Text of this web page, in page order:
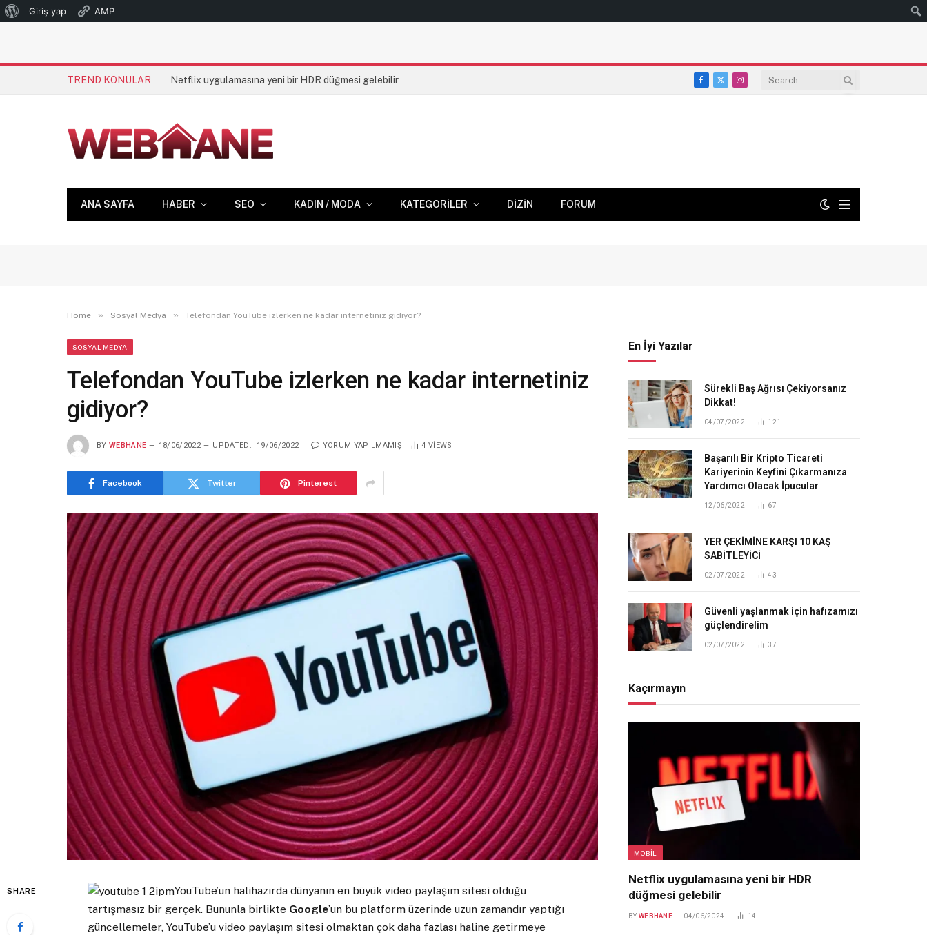
WordPress
Giriş yap AMP
TREND KONULAR Netflix uygulamasına yeni bir HDR düğmesi gelebilir
Facebook
X
Instagram
ANA SAYFA HABER SEO KADIN / MODA KATEGORILER DIZIN FORUM
Home » Sosyal Medya » Telefondan YouTube izlerken ne kadar internetiniz gidiyor?
SOSYAL MEDYA
Telefondan YouTube izlerken ne kadar internetiniz
gidiyor?
BY WEBHANE 18/06/2022 UPDATED: 19/06/2022 YORUM YAPILMAMIŞ 4 VIEWS
Facebook Twitter Pinterest
SHARE
YouTube’un halihazırda dünyanın en büyük video paylaşım sitesi olduğu
tartışmasız bir gerçek. Bununla birlikte Google’un bu platform üzerinde uzun zamandır yaptığı
güncellemeler, YouTube’u video paylaşım sitesi olmaktan çok daha fazlası haline getirmeye
En İyi Yazılar
Sürekli Baş Ağrısı Çekiyorsanız
Dikkat!
04/07/2022 121
Başarılı Bir Kripto Ticareti
Kariyerinin Keyfini Çıkarmanıza
Yardımcı Olacak İpucular
12/06/2022 67
YER ÇEKİMİNE KARŞI 10 KAŞ
SABİTLEYİCİ
02/07/2022 43
Güvenli yaşlanmak için hafızamızı
güçlendirelim
02/07/2022 37
Kaçırmayın
MOBIL
Netflix uygulamasına yeni bir HDR
düğmesi gelebilir
BY WEBHANE 04/06/2024 14